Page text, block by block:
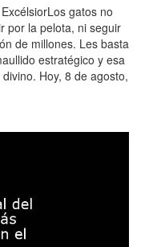
gatos no
por la pelota, ni seguir
de millones. Les basta
estratégico y esa
Hoy, 8 de agosto,